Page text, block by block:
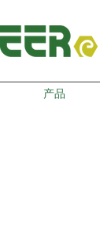
产品